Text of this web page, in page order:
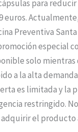
para
euros.
Preventiva
especial
solo mientras
a la alta
es limitada y la
restringido.
el producto